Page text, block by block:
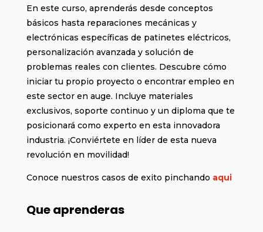
En este curso, aprenderás desde conceptos
básicos hasta reparaciones mecánicas y
electrónicas específicas de patinetes eléctricos,
personalización avanzada y solución de
problemas reales con clientes. Descubre cómo
iniciar tu propio proyecto o encontrar empleo en
este sector en auge. Incluye materiales
exclusivos, soporte continuo y un diploma que te
posicionará como experto en esta innovadora
industria. ¡Conviértete en líder de esta nueva
revolución en movilidad!
Conoce nuestros casos de exito pinchando aqui
Que aprenderas